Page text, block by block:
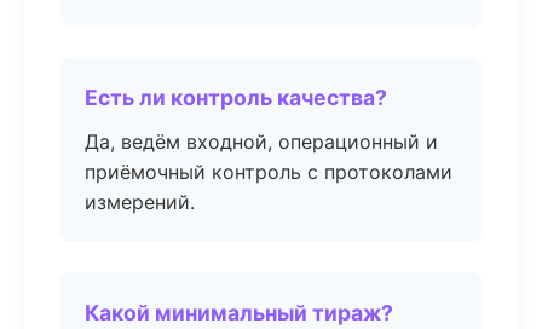
Есть ли контроль качества?
Да, ведём входной, операционный и
приёмочный контроль с протоколами
измерений.
Какой минимальный тираж?